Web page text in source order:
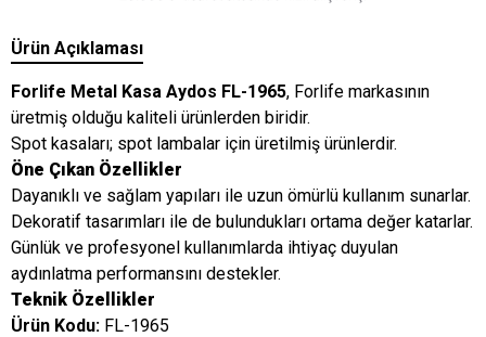
Ürün Açıklaması
Forlife Metal Kasa Aydos FL-1965, Forlife markasının
üretmiş olduğu kaliteli ürünlerden biridir.
Spot kasaları; spot lambalar için üretilmiş ürünlerdir.
Öne Çıkan Özellikler
Dayanıklı ve sağlam yapıları ile uzun ömürlü kullanım sunarlar.
Dekoratif tasarımları ile de bulundukları ortama değer katarlar.
Günlük ve profesyonel kullanımlarda ihtiyaç duyulan
aydınlatma performansını destekler.
Teknik Özellikler
Ürün Kodu: FL-1965